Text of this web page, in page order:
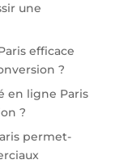
une
efficace
?
en ligne Paris
?
permet-